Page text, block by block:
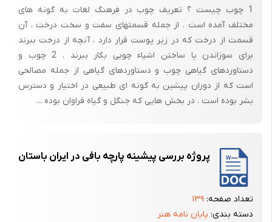
وامی دارند.
به سبب کم بود مدارک تاریخی و مناقشه برادر بودن یافته‌های پژوهش‌های
باستانشناختی و ابهام در مفاهیم و اشاره‌های متون اساطیری، فرضیه‌پردازی
درباره‌ی معماری هخامنشی امری سخت و دشوار است. این دشواری در نقوش
نمادین که موضوعی است مفصل، پیچیده و گاه متناقض، دو چندان می‌شود،
هرچند این نقوش رمزی جلوه‌ای جذاب از هنر درباری را به نمایش می‌گذارند.
شده شاید برای فهم آنها کفایت نکند، اما تلاشی است برای درکشان. در این
رساله نگارنده هیچ چیز را با قاطعیت رد یا اثبات نمی‌کند ولی شاید نکاتی را
روشن کند.
می‌دانیم در معماری پنداشت‌های انسان باستانی از طبیعت، خویشتن و گیتی
1 چوب چیست ؟ تعریف چوب در فرهنگ لغات به گونه های
مختلف آمده است . از جمله قسمتهای سفت و سخت درخت ، آن
قسمت از درخت که در زیر پوست قرار دارد ، آنچه از درخت ببرند
برای سوزاندن یا ساختن اشیاء چوبی بکار ببرند . 2 چوب و
دستاوردهای گیاهی چوب و دستاوردهای گیاهی از جمله مصالحی
است که از دوران پیشین به گونه ای طبیعی در اختیار و دسترس
بشر بوده است . در بخش هایی که جنگل و گیاه فراوان بوده ...
پروژه بررسی پیشینه پارچه بافی در ایران باستان
تعداد صفحه: ۱۳۹
دسته بندی: پایان نامه هنر